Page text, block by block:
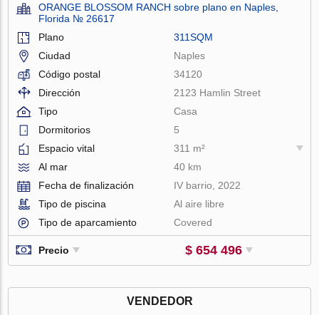
ORANGE BLOSSOM RANCH sobre plano en Naples,
Florida № 26617
Plano
311SQM
Ciudad
Naples
Código postal
34120
Dirección
2123 Hamlin Street
Tipo
Casa
Dormitorios
5
Espacio vital
311 m²
Al mar
40 km
Fecha de finalización
IV barrio, 2022
Tipo de piscina
Al aire libre
Tipo de aparcamiento
Covered
Precio $ 654 496
VENDEDOR